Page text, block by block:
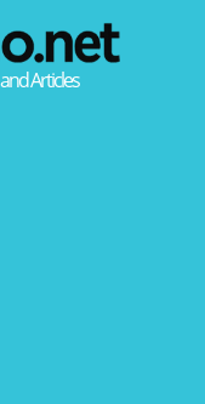
Articles